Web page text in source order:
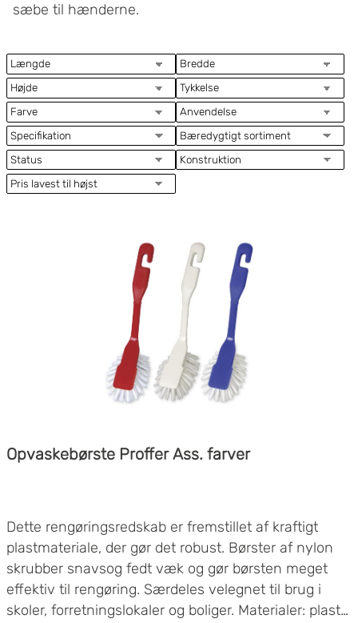
sæbe til hænderne.
Opvaskebørste Proffer Ass. farver
Dette rengøringsredskab er fremstillet af kraftigt
plastmateriale, der gør det robust. Børster af nylon
skrubber snavsog fedt væk og gør børsten meget
effektiv til rengøring. Særdeles velegnet til brug i
skoler, forretningslokaler og boliger. Materialer: plast